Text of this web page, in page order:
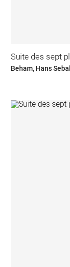
Suite des sept
Beham, Hans